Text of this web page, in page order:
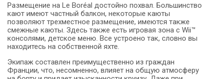
Размещение на Le Boréal достойно похвал. Большинство
кают имеют частный балкон, некоторые каюты
позволяют трехместное размещение, имеются также
смежные каюты. Здесь также есть игровая зона с Wii™
консолями, детское меню. Все устроено так, словно вы
находитесь на собственной яхте.
Экипаж составлен преимущественно из граждан
Франции, что, несомненно, влияет на общую атмосферу